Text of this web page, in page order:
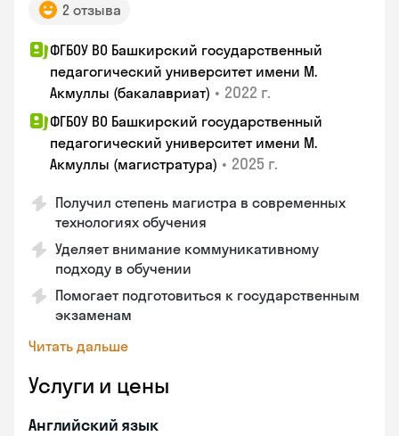
2 отзыва
ФГБОУ ВО Башкирский государственный
педагогический университет имени М.
Акмуллы (бакалавриат) • 2022 г.
ФГБОУ ВО Башкирский государственный
педагогический университет имени М.
Акмуллы (магистратура) • 2025 г.
Получил степень магистра в современных
технологиях обучения
Уделяет внимание коммуникативному
подходу в обучении
Помогает подготовиться к государственным
экзаменам
Читать дальше
Услуги и цены
Английский язык